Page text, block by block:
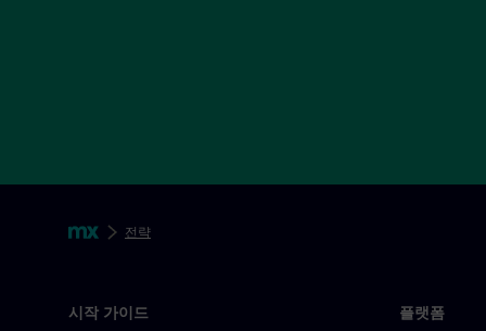
빵부스러기
Mendix
전략
Mendix 명부 담당
시작 가이드 플랫폼